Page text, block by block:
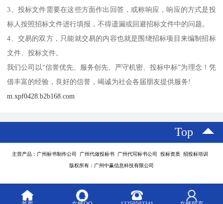
3、投标文件需要在这些方面作出回答，或称响应，响应的方式是投
标人按照招标文件进行填报，不得遗漏或回避招标文件中的问题。
4、交易的双方，只能就交易的内容也就是围绕招标项目来编制招标
文件、投标文件。
我们公司以“信誉优先、服务创先、严守机密、投标中标”为理念！凭
借丰富的经验，良好的信誉，竭诚为社会各届朋友提供服务!
m.xpf0428.b2b168.com
Top
主营产品：广州标书制作公司 广州代做投标书 广州代写标书公司 投标资质 招投标培训
版权所有：广州中赢信息科技有限公司